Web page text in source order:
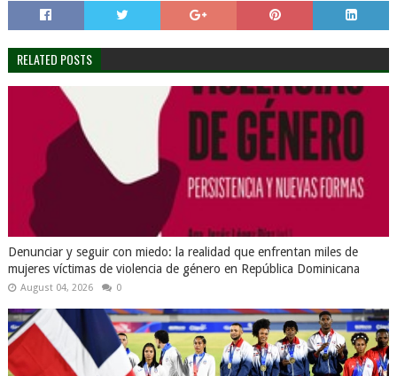
RELATED POSTS
Denunciar y seguir con miedo: la realidad que enfrentan miles de
mujeres víctimas de violencia de género en República Dominicana
August 04, 2026 0